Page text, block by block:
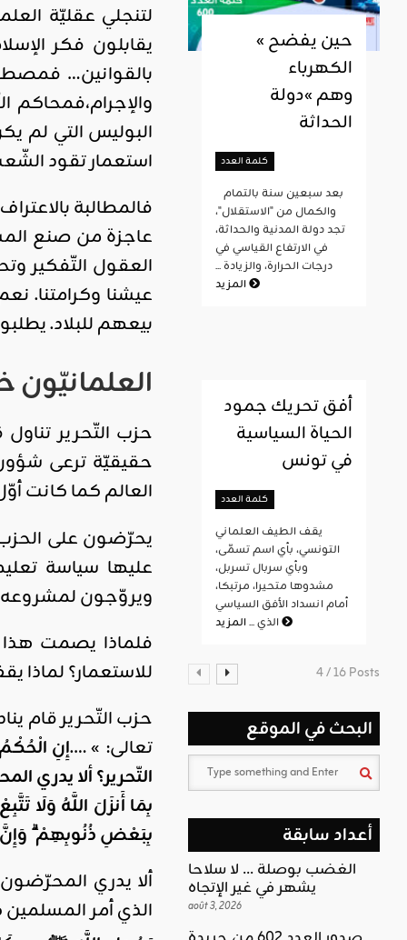
لتنجلي عقليّة
يقابلون فكر
بالقوانين…
والإجرام،فمحاكم
البوليس التي لم
استعمار تقود
فالمطالبة
عاجزة من صنع
العقول التّفكير
عيشنا وكرامتنا.
بيعهم للبلاد.
حزب التّحرير
حقيقيّة ترعى
العالم كما كانت
يحرّضون على
عليها سياسة
ويروّجون لمشروعه
فلماذا يصمت هذا
للاستعمار؟ لماذا
حزب التّحرير قام
تعالى: » ….إِنِ
التّحرير؟ ألا
بِمَا أَنزَلَ اللَّهُ وَلَا
بِبَعْضِ ذُنُوبِهِمْ ۗ وَإِنَّ
ألا يدري
الذي أمر
« حين يفضح
الكهرباء
وهم »دولة
الحداثة
كلمة العدد
والكمال من "الاستقلال"،
تجد دولة المدنية والحداثة،
في الارتفاع القياسي في
درجات الحرارة، والزيادة ...
المزيد
أفق تحريك جمود
الحياة السياسية
في تونس
كلمة العدد
يقف الطيف العلماني
التونسي، بأي اسم تسمّى،
وبأي سربال تسربل،
مشدوها متحيرا، مرتبكا،
أمام انسداد الأفق السياسي
الذي ...المزيد
4 / 16 Posts
البحث في الموقع
أعداد سابقة
الغضب بوصلة … لا سلاحا
يشهر في غير الإتجاه
août 3, 2026